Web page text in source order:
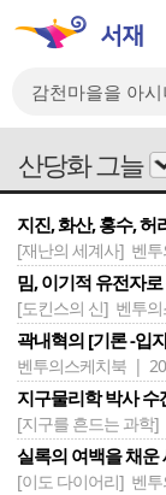
산당화 그늘
지진, 화산, 홍수, 허
[재난의 세계사] 벤
밈, 이기적 유전자
[도킨스의 신] 벤투
곽내혁의 [기론 -입
벤투의스케치북 |
지구물리학 박사
[지구를 흔드는 과학]
실록의 여백을 채운
[이도 다이어리] 벤